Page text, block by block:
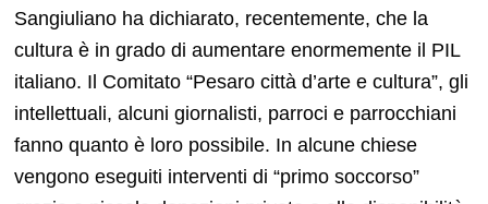
Sangiuliano ha dichiarato, recentemente, che la
cultura è in grado di aumentare enormemente il PIL
italiano. Il Comitato “Pesaro città d’arte e cultura”, gli
intellettuali, alcuni giornalisti, parroci e parrocchiani
fanno quanto è loro possibile. In alcune chiese
vengono eseguiti interventi di “primo soccorso”